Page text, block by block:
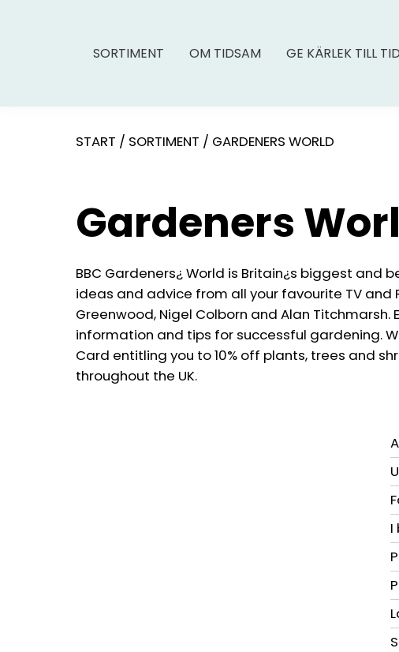
SORTIMENT OM TIDSAM GE KÄRLEK TILL
START / SORTIMENT / GARDENERS WORLD
Gardeners
BBC Gardeners¿ World is Britain¿s biggest
ideas and advice from all your favourite TV and
Greenwood, Nigel Colborn and Alan
information and tips for successful gardening.
Card entitling you to 10% off plants, trees and
throughout the UK.
I